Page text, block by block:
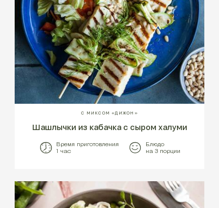
С МИКСОМ «ДИЖОН»
Шашлычки из кабачка с сыром халуми
Время приготовления
1 час
Блюдо
на 3 порции